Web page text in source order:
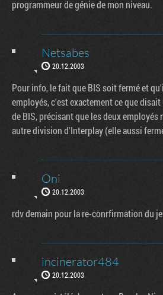
programmeur de génie de mon niveau.
Netsabes
20.12.2003
Pour info, le fait que BIS soit fermé et
employés, c'est exactement ce que
de BIS, précisant que les deux
autre division d'Interplay (elle aussi
Oni
20.12.2003
rdv demain pour la re-conrfirmation du
incinerator484
20.12.2003